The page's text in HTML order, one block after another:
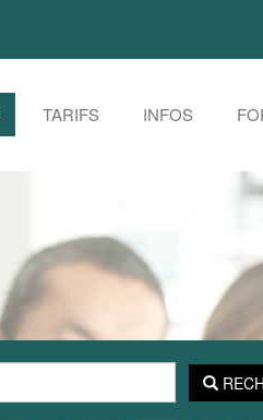
TARIFS INFOS